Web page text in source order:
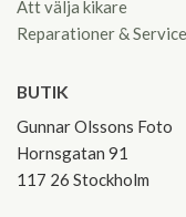
Att välja kikare
Reparationer & Service
BUTIK
Gunnar Olssons Foto
Hornsgatan 91
117 26 Stockholm